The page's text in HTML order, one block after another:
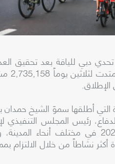
تحدي دبي للياقة بعد تحقيق
التي أطلقها سموّ الشيخ
وحتى الأحد 24 نوفمبر 2024 في